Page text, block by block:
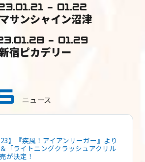
- 01.22
サンシャイン沼津
- 01.29
宿ピカデリー
ニュース
】『疾風！アイアンリーガー』より
「ライトニングクラッシュアクリル
が決定！